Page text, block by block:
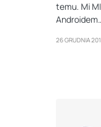
temu. Mi
26 GRUDNIA